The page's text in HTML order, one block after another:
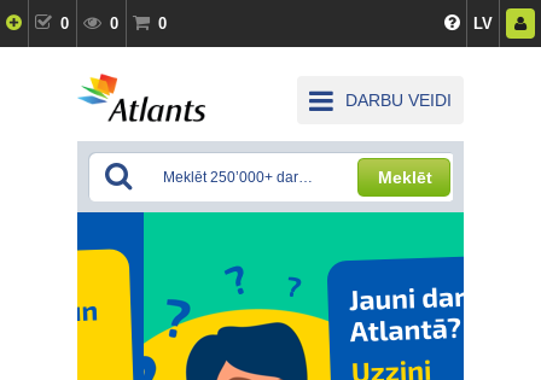
0 0 0 LV
DARBU VEIDI
Meklēt